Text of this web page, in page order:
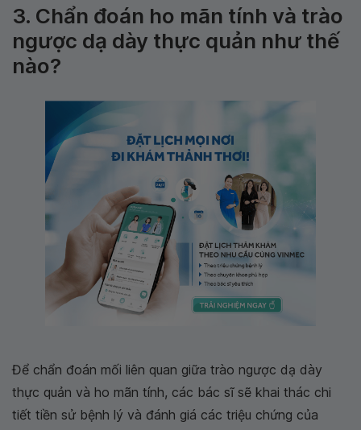
3. Chẩn đoán ho mãn tính và trào
ngược dạ dày thực quản như thế
nào?
Để chẩn đoán mối liên quan giữa trào ngược dạ dày
thực quản và ho mãn tính, các bác sĩ sẽ khai thác chi
tiết tiền sử bệnh lý và đánh giá các triệu chứng của